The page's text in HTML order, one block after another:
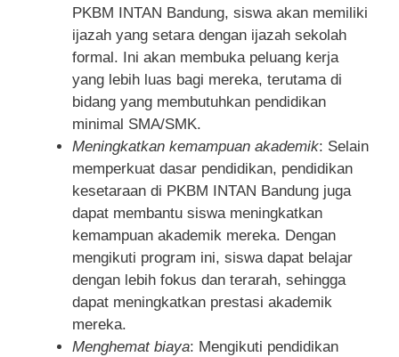
PKBM INTAN Bandung, siswa akan memiliki
ijazah yang setara dengan ijazah sekolah
formal. Ini akan membuka peluang kerja
yang lebih luas bagi mereka, terutama di
bidang yang membutuhkan pendidikan
minimal SMA/SMK.
Meningkatkan kemampuan akademik: Selain
memperkuat dasar pendidikan, pendidikan
kesetaraan di PKBM INTAN Bandung juga
dapat membantu siswa meningkatkan
kemampuan akademik mereka. Dengan
mengikuti program ini, siswa dapat belajar
dengan lebih fokus dan terarah, sehingga
dapat meningkatkan prestasi akademik
mereka.
Menghemat biaya: Mengikuti pendidikan